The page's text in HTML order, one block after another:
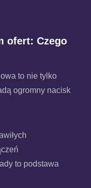
ofert: Czego
to nie tylko
ogromny nacisk
to podstawa